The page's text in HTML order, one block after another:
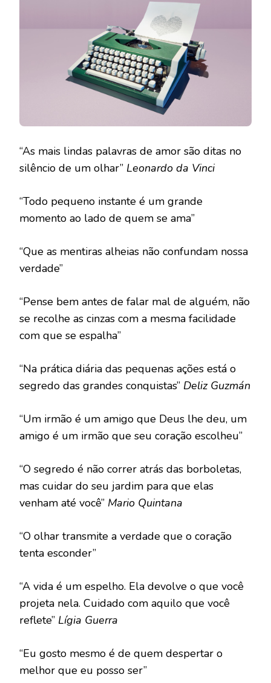
“As mais lindas palavras de amor são ditas no
silêncio de um olhar” Leonardo da Vinci
“Todo pequeno instante é um grande
momento ao lado de quem se ama”
“Que as mentiras alheias não confundam nossa
verdade”
“Pense bem antes de falar mal de alguém, não
se recolhe as cinzas com a mesma facilidade
com que se espalha”
“Na prática diária das pequenas ações está o
segredo das grandes conquistas” Deliz Guzmán
“Um irmão é um amigo que Deus lhe deu, um
amigo é um irmão que seu coração escolheu”
“O segredo é não correr atrás das borboletas,
mas cuidar do seu jardim para que elas
venham até você” Mario Quintana
“O olhar transmite a verdade que o coração
tenta esconder”
“A vida é um espelho. Ela devolve o que você
projeta nela. Cuidado com aquilo que você
reflete” Lígia Guerra
“Eu gosto mesmo é de quem despertar o
melhor que eu posso ser”